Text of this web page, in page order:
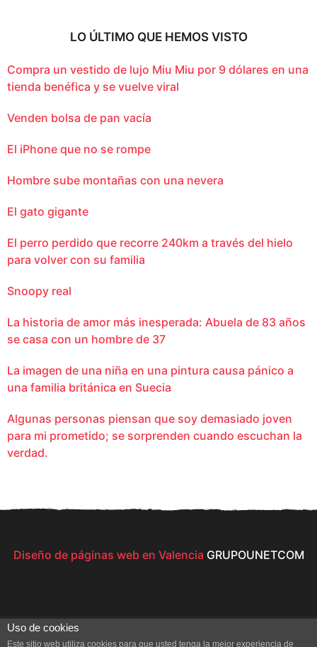
LO ÚLTIMO QUE HEMOS VISTO
Compra un vestido de lujo Miu Miu por 9 dólares en una
tienda benéfica y se vuelve viral
Venden bolsa de pan vacía
El iPhone que no se rompe
Hombre sube montañas con una nevera
El gato gigante
El perro perdido que recorre 240km a través del hielo
para volver con su familia
Snoopy real
La historia de amor más inesperada: Abuela de 83 años
se casa con un hombre de 37
La imagen de una niña en una pintura causa pánico a
una familia británica en Suecia
Algunas personas piensan que soy demasiado joven
para mi prometido; se sorprenden cuando escuchan la
verdad.
Diseño de páginas web en Valencia GRUPOUNETCOM
Uso de cookies
Este sitio web utiliza cookies para que usted tenga la mejor experiencia de